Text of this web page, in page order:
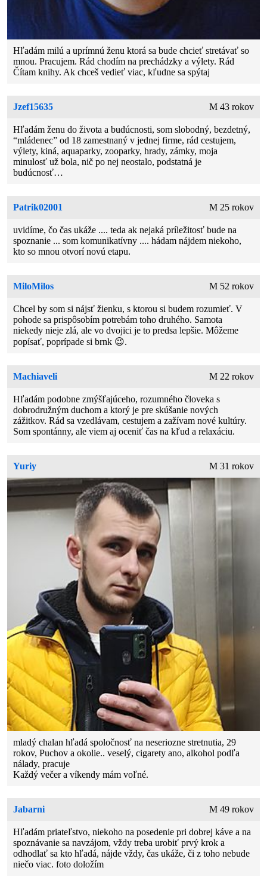
Hľadám milú a uprímnú ženu ktorá sa bude chcieť stretávať so
mnou. Pracujem. Rád chodím na prechádzky a výlety. Rád
Čítam knihy. Ak chceš vedieť viac, kľudne sa spýtaj
Jzef15635 M 43 rokov
Hľadám ženu do života a budúcnosti, som slobodný, bezdetný,
“mládenec” od 18 zamestnaný v jednej firme, rád cestujem,
výlety, kiná, aquaparky, zooparky, hrady, zámky, moja
minulosť už bola, nič po nej neostalo, podstatná je
budúcnosť…
Patrik02001 M 25 rokov
uvidíme, čo čas ukáže .... teda ak nejaká príležitosť bude na
spoznanie ... som komunikatívny .... hádam nájdem niekoho,
kto so mnou otvorí novú etapu.
MiloMilos M 52 rokov
Chcel by som si nájsť žienku, s ktorou si budem rozumieť. V
pohode sa prispôsobím potrebám toho druhého. Samota
niekedy nieje zlá, ale vo dvojici je to predsa lepšie. Môžeme
popísať, poprípade si brnk 😉.
Machiaveli M 22 rokov
Hľadám podobne zmýšľajúceho, rozumného človeka s
dobrodružným duchom a ktorý je pre skúšanie nových
zážitkov. Rád sa vzedlávam, cestujem a zažívam nové kultúry.
Som spontánny, ale viem aj oceniť čas na kľud a relaxáciu.
Yuriy M 31 rokov
mladý chalan hľadá spoločnosť na neseriozne stretnutia, 29
rokov, Puchov a okolie.. veselý, cigarety ano, alkohol podľa
nálady, pracuje
Každý večer a víkendy mám voľné.
Jabarni M 49 rokov
Hľadám priateľstvo, niekoho na posedenie pri dobrej káve a na
spoznávanie sa navzájom, vždy treba urobiť prvý krok a
odhodlať sa kto hľadá, nájde vždy, čas ukáže, či z toho nebude
niečo viac. foto doložím